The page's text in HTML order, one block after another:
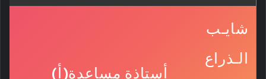
شايـب
الـذراع
أستاذة مساعدة(أ)